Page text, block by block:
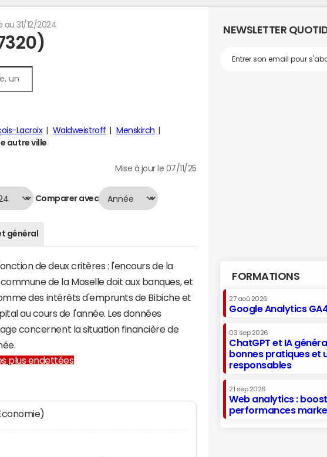
au 31/12/2024
Lacroix Waldweistroff
Menskirch
autre ville
Mise à jour le 07/11/25
Comparer avec
général
de deux critères : l'encours de la
de la Moselle doit aux banques, et
des intérêts d'emprunts de Bibiche et
au cours de l'année. Les données
concernent la situation financière de
plus endettées
NEWSLETTER
FORMATIONS
27 aoû 2026
Google Analytics
03 sep 2026
ChatGPT et IA
bonnes pratiques et
responsables
21 sep 2026
Web analytics :
performances